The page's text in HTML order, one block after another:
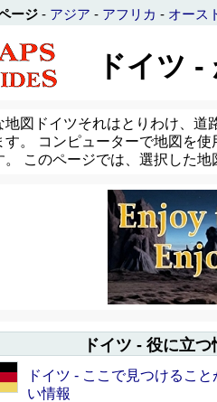
ージ - アジア - アフリカ - オース
ドイツ
地図ドイツそれはとりわけ、道
す。 コンピューターで地図を
。 このページでは、選択した
ドイツ - 役に立つ
ドイツ - ここで見つけるこ
い情報